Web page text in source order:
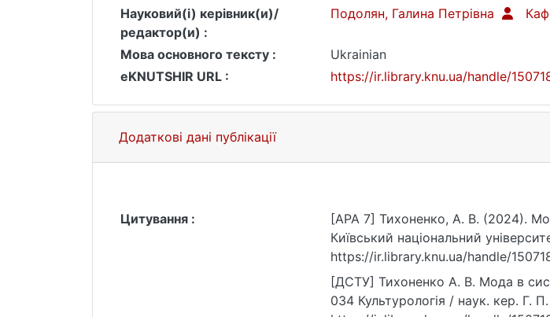
Науковий(і) керівник(и)/
редактор(и) :
Подолян, Галина Петрівна
Мова основного тексту :
Ukrainian
eKNUTSHIR URL :
https://ir.library.knu.ua/handle/
Додаткові дані публікації
Цитування :
[APA 7] Тихоненко, А. В. (2024).
Київський національний
https://ir.library.knu.ua/handle/
[ДСТУ] Тихоненко А. В. Мода в
034 Культурологія / наук. кер. Г.